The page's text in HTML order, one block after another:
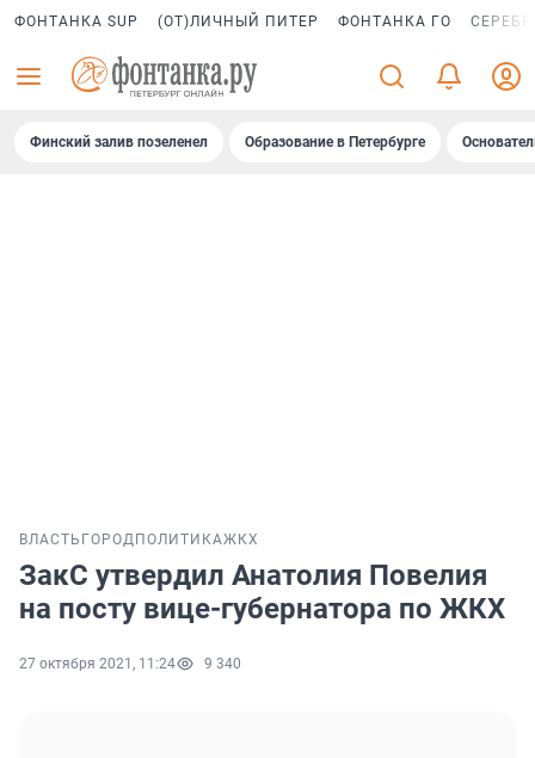
ФОНТАНКА SUP (ОТ)ЛИЧНЫЙ ПИТЕР ФОНТАНКА ГО
Финский залив позеленел Образование в Петербурге
ВЛАСТЬ ГОРОД ПОЛИТИКАЖКХ
ЗакС утвердил Анатолия Повелия
на посту вице-губернатора по ЖКХ
27 октября 2021, 11:24 9 340